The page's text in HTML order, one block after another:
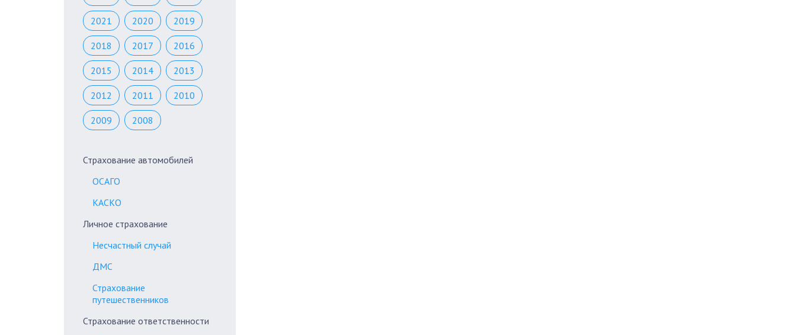
2021 2020 2019
2018 2017 2016
2015 2014 2013
2012 2011 2010
2009 2008
Страхование автомобилей
ОСАГО
КАСКО
Личное страхование
Несчастный случай
ДМС
Страхование
путешественников
Страхование ответственности